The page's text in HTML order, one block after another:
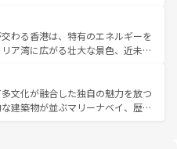
ー、ベトナムコーヒーなどは、ぜ
の地域を訪れてもあたたかい人々
ので、きっと忘れられない旅にな
北部ではチェンマイなどの山岳地
部ではプーケットやクラビの美し
を楽しむことができる。タイ料理
暖で、どの季節にも異なる楽しみ
すいタイの人々、仏教を中心とし
光資源が、訪れる旅人を魅了し続
わる香港は、特有のエネルギーを
ア湾に広がる壮大な景色、近未来
するはず。観光スポットが密集し
ろを回れるのも魅力。息をのむよ
験まで、香港を存分に楽しみ尽く
文化が融合した独自の魅力を放つ
建築物が並ぶマリーナベイ、歴史